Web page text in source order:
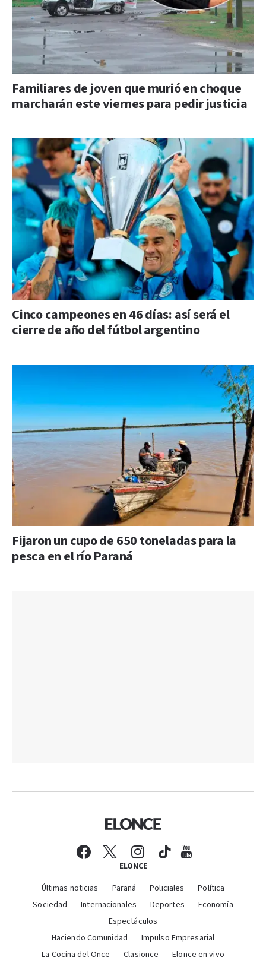
Familiares de joven que murió en choque
marcharán este viernes para pedir justicia
Cinco campeones en 46 días: así será el
cierre de año del fútbol argentino
Fijaron un cupo de 650 toneladas para la
pesca en el río Paraná
ELONCE
Últimas noticias Paraná Policiales
Política
Sociedad
Internacionales Deportes
Economía
Espectáculos
Haciendo Comunidad
Impulso Empresarial
La Cocina del Once
Clasionce Elonce en vivo